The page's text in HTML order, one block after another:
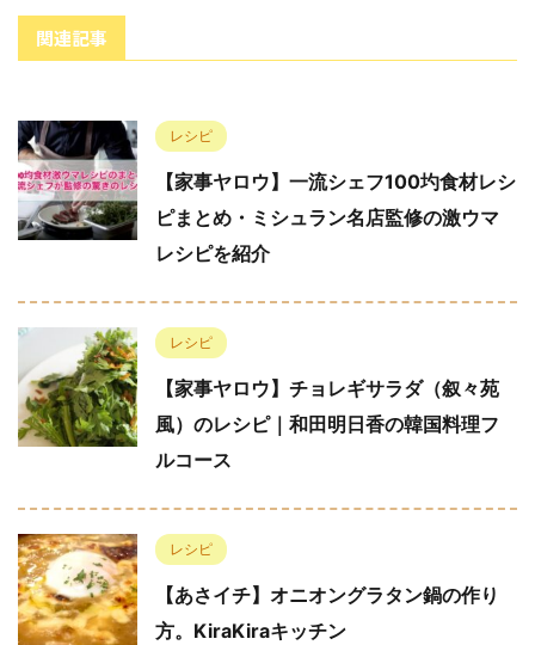
関連記事
レシピ
【家事ヤロウ】一流シェフ100圴食材レシ
ピまとめ・ミシュラン名店監修の激ウマ
レシピを紹介
レシピ
【家事ヤロウ】チョレギサラダ（叙々苑
風）のレシピ｜和田明日香の韓国料理フ
ルコース
レシピ
【あさイチ】オニオングラタン鍋の作り
方。KiraKiraキッチン